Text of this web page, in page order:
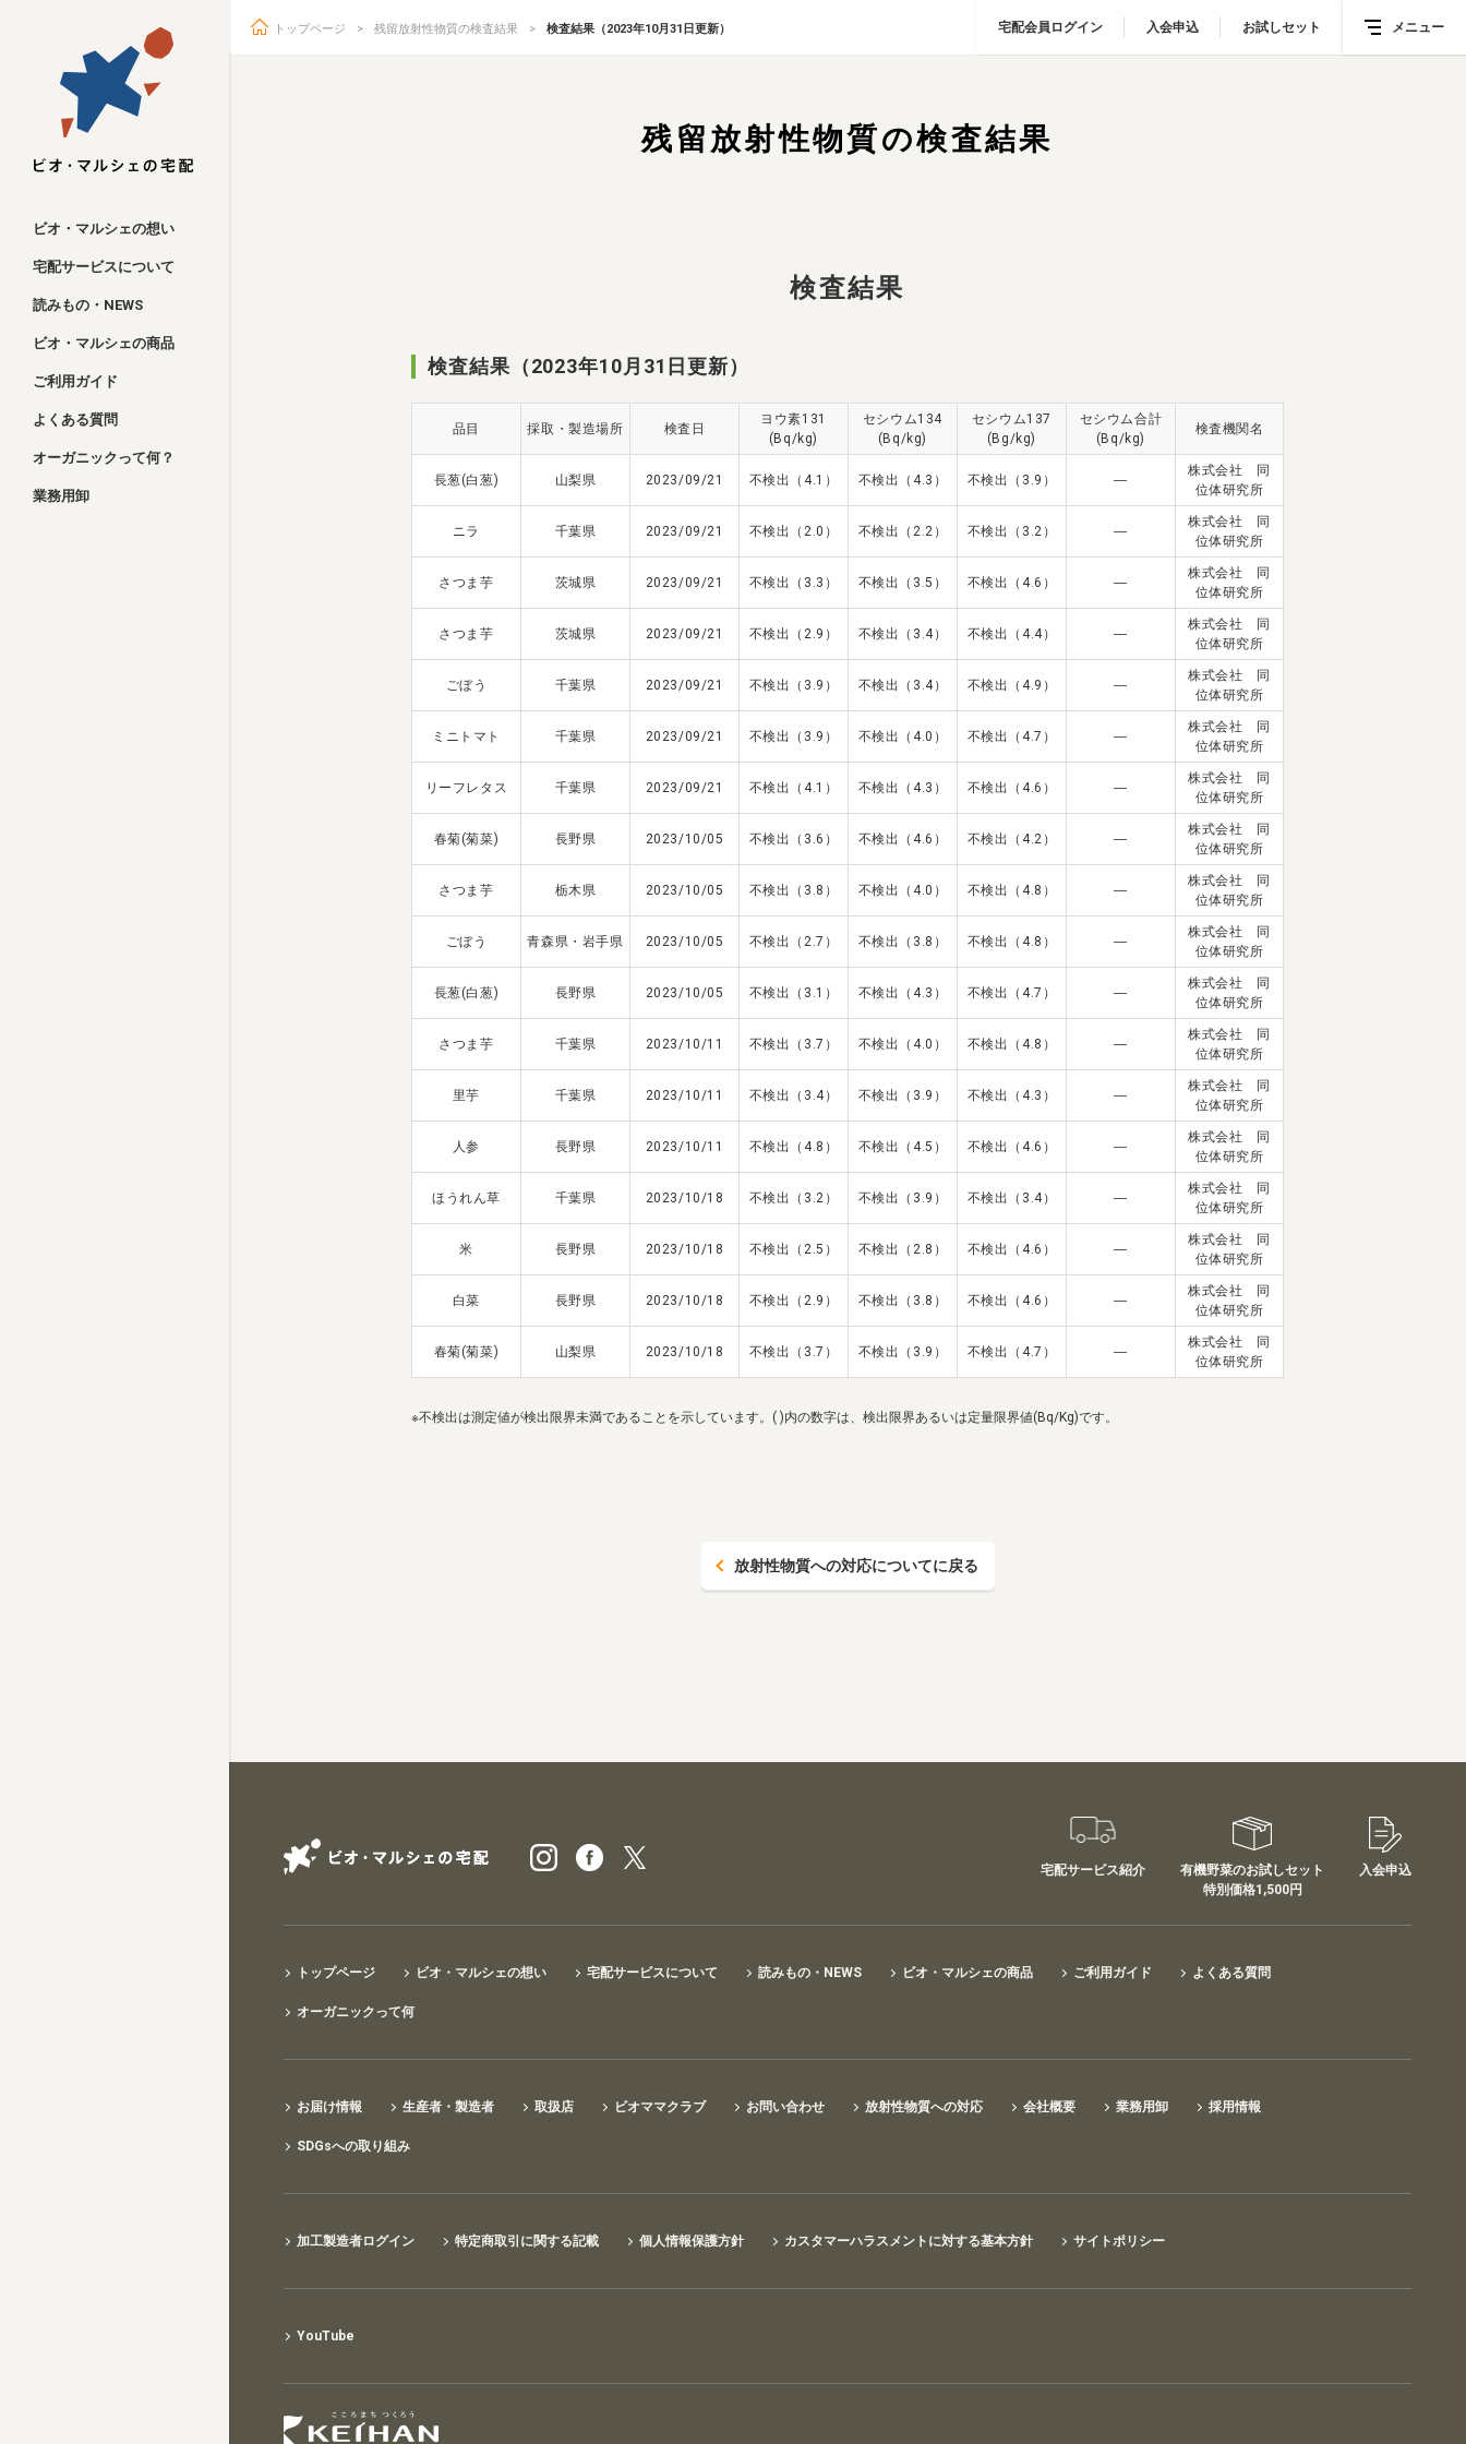
ビオ・マルシェ
ビオ・マルシェの想い
宅配サービスについて
読みもの・NEWS
ビオ・マルシェの商品
ご利用ガイド
よくある質問
オーガニックって何？
業務用卸
宅配会員ログイン 入会申込 お試しセット メニュー
宅配会員ログイン 入会申込 お試しセット メニュー
有機野菜の
お試しセット
ビオ・マルシェの想い
宅配サービスについて 読みもの・NEWS
ビオ・マルシェの商品 ご利用ガイド
オーガニックって何
取扱店
トップページ 残留放射性物質の検査結果 検査結果（2023年10月31日更新）
残留放射性物質の検査結果
検査結果
検査結果（2023年10月31日更新）
品目 採取・製造場所 検査日
ヨウ素131
(Bq/kg)
セシウム134
(Bq/kg)
セシウム137
(Bg/kg)
セシウム合計
(Bq/kg)
検査機関名
長葱(白葱) 山梨県 2023/09/21 不検出（4.1） 不検出（4.3） 不検出（3.9） ―
株式会社 同
位体研究所
ニラ 千葉県 2023/09/21 不検出（2.0） 不検出（2.2） 不検出（3.2） ―
株式会社 同
位体研究所
さつま芋 茨城県 2023/09/21 不検出（3.3） 不検出（3.5） 不検出（4.6） ―
株式会社 同
位体研究所
さつま芋 茨城県 2023/09/21 不検出（2.9） 不検出（3.4） 不検出（4.4） ―
株式会社 同
位体研究所
ごぼう 千葉県 2023/09/21 不検出（3.9） 不検出（3.4） 不検出（4.9） ―
株式会社 同
位体研究所
ミニトマト 千葉県 2023/09/21 不検出（3.9） 不検出（4.0） 不検出（4.7） ―
株式会社 同
位体研究所
リーフレタス 千葉県 2023/09/21 不検出（4.1） 不検出（4.3） 不検出（4.6） ―
株式会社 同
位体研究所
春菊(菊菜) 長野県 2023/10/05 不検出（3.6） 不検出（4.6） 不検出（4.2） ―
株式会社 同
位体研究所
さつま芋 栃木県 2023/10/05 不検出（3.8） 不検出（4.0） 不検出（4.8） ―
株式会社 同
位体研究所
ごぼう 青森県・岩手県 2023/10/05 不検出（2.7） 不検出（3.8） 不検出（4.8） ―
株式会社 同
位体研究所
長葱(白葱) 長野県 2023/10/05 不検出（3.1） 不検出（4.3） 不検出（4.7） ―
株式会社 同
位体研究所
さつま芋 千葉県 2023/10/11 不検出（3.7） 不検出（4.0） 不検出（4.8） ―
株式会社 同
位体研究所
里芋 千葉県 2023/10/11 不検出（3.4） 不検出（3.9） 不検出（4.3） ―
株式会社 同
位体研究所
人参 長野県 2023/10/11 不検出（4.8） 不検出（4.5） 不検出（4.6） ―
株式会社 同
位体研究所
ほうれん草 千葉県 2023/10/18 不検出（3.2） 不検出（3.9） 不検出（3.4） ―
株式会社 同
位体研究所
米 長野県 2023/10/18 不検出（2.5） 不検出（2.8） 不検出（4.6） ―
株式会社 同
位体研究所
白菜 長野県 2023/10/18 不検出（2.9） 不検出（3.8） 不検出（4.6） ―
株式会社 同
位体研究所
春菊(菊菜) 山梨県 2023/10/18 不検出（3.7） 不検出（3.9） 不検出（4.7） ―
株式会社 同
位体研究所
※不検出は測定値が検出限界未満であることを示しています。( )内の数字は、検出限界あるいは定量限界値(Bq/Kg)です。
放射性物質への対応についてに戻る
ビオ・マルシェの宅配
宅配サービス紹介
有機野菜のお試しセット
特別価格1,500円
入会申込
トップページ ビオ・マルシェの想い 宅配サービスについて 読みもの・NEWS ビオ・マルシェの商品 ご利用ガイド よくある質問
オーガニックって何
お届け情報 生産者・製造者 取扱店 ビオママクラブ お問い合わせ 放射性物質への対応 会社概要 業務用卸 採用情報
SDGsへの取り組み
加工製造者ログイン 特定商取引に関する記載 個人情報保護方針 カスタマーハラスメントに対する基本方針 サイトポリシー
YouTube